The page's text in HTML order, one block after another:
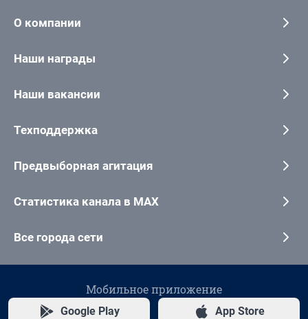
О компании
Наши награды
Наши вакансии
Техподдержка
Предвыборная агитация
Статистика канала в MAX
Все города сети
Мобильное приложение
Google Play App Store